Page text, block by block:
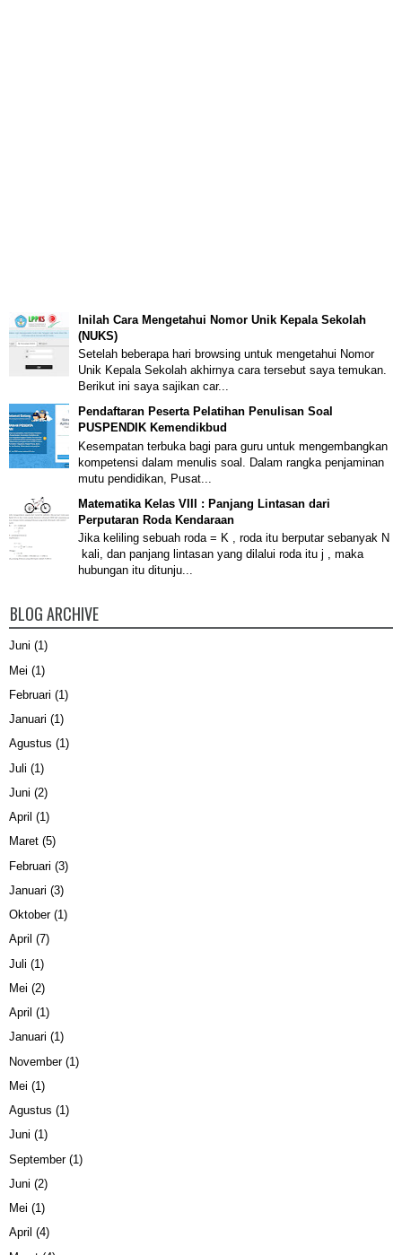
Inilah Cara Mengetahui Nomor Unik Kepala Sekolah
(NUKS)
Setelah beberapa hari browsing untuk mengetahui Nomor
Unik Kepala Sekolah akhirnya cara tersebut saya temukan.
Berikut ini saya sajikan car...
Pendaftaran Peserta Pelatihan Penulisan Soal
PUSPENDIK Kemendikbud
Kesempatan terbuka bagi para guru untuk mengembangkan
kompetensi dalam menulis soal. Dalam rangka penjaminan
mutu pendidikan, Pusat...
Matematika Kelas VIII : Panjang Lintasan dari
Perputaran Roda Kendaraan
Jika keliling sebuah roda = K , roda itu berputar sebanyak N
kali, dan panjang lintasan yang dilalui roda itu j , maka
hubungan itu ditunju...
BLOG ARCHIVE
Juni (1)
Mei (1)
Februari (1)
Januari (1)
Agustus (1)
Juli (1)
Juni (2)
April (1)
Maret (5)
Februari (3)
Januari (3)
Oktober(1)
April (7)
Juli (1)
Mei (2)
April (1)
Januari (1)
November(1)
Mei (1)
Agustus (1)
Juni (1)
September(1)
Juni (2)
Mei (1)
April (4)